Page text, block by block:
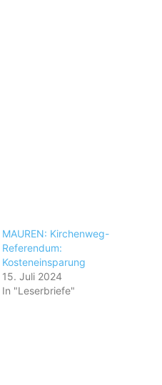
MAUREN: Kirchenweg-
Referendum:
Kosteneinsparung
15. Juli 2024
In "Leserbriefe"